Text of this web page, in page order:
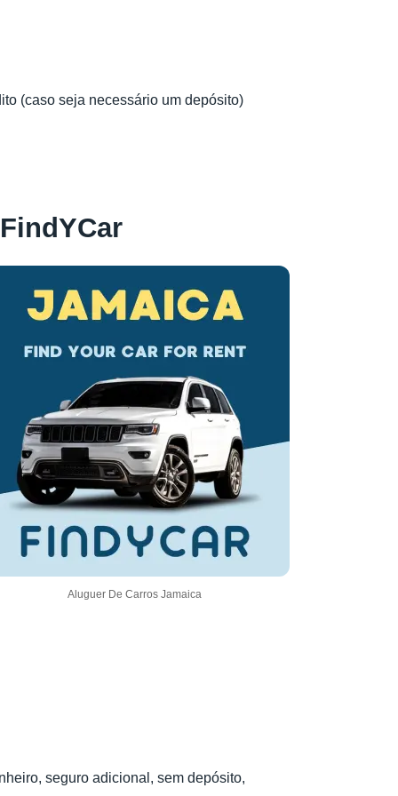
(caso seja necessário um depósito)
Aluguer De Carros Jamaica
seguro adicional, sem depósito,